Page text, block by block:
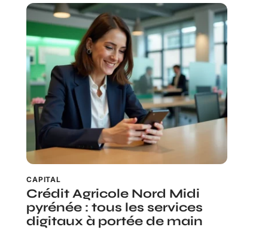
CAPITAL
Crédit Agricole Nord Midi
pyrénée : tous les services
digitaux à portée de main